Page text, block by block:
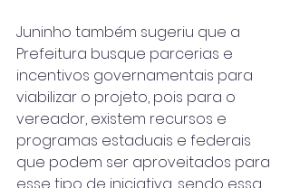
Juninho também sugeriu que a
Prefeitura busque parcerias e
incentivos governamentais para
viabilizar o projeto, pois para o
vereador, existem recursos e
programas estaduais e federais
que podem ser aproveitados para